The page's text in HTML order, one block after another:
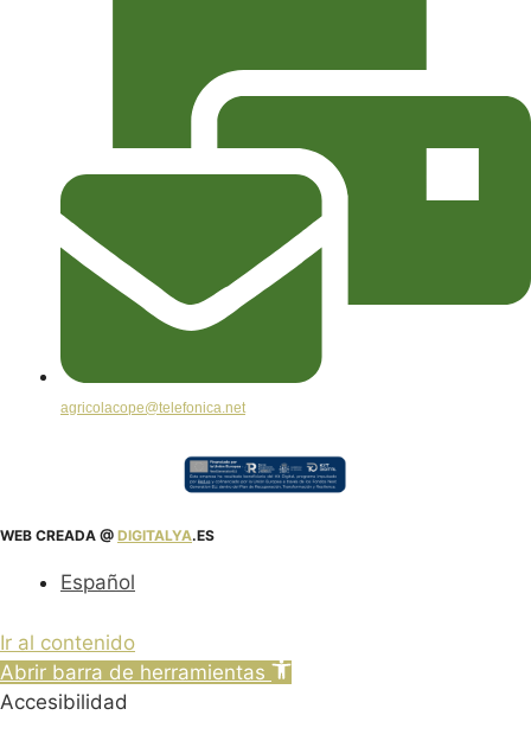
agricolacope@telefonica.net
WEB CREADA @ DIGITALYA.ES
Español
Ir al contenido
Abrir barra de herramientas
Accesibilidad